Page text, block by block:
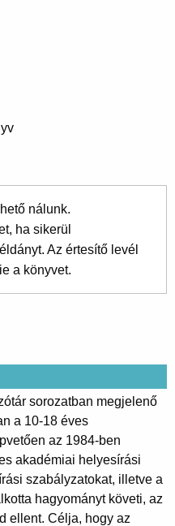
nálunk.
ha sikerül
Az értesítő levél
a könyvet.
sorozatban megjelenő
a 10-18 éves
az 1984-ben
akadémiai helyesírási
szabályzatokat, illetve a
hagyományt követi, az
ellent. Célja, hogy az